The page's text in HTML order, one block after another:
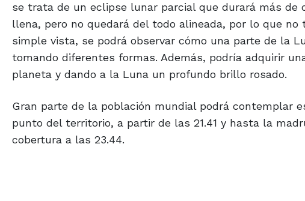
se trata de un eclipse lunar parcial que durará más
llena, pero no quedará del todo alineada, por lo que
simple vista, se podrá observar cómo una parte de la
tomando diferentes formas. Además, podría adquirir
planeta y dando a la Luna un profundo brillo rosado.
Gran parte de la población mundial podrá contemplar
punto del territorio, a partir de las 21.41 y hasta la
cobertura a las 23.44.